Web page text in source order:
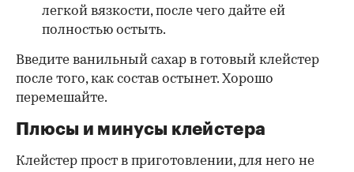
легкой вязкости, после чего дайте ей
полностью остыть.
Введите ванильный сахар в готовый клейстер
после того, как состав остынет. Хорошо
перемешайте.
Плюсы и минусы клейстера
Клейстер прост в приготовлении, для него не